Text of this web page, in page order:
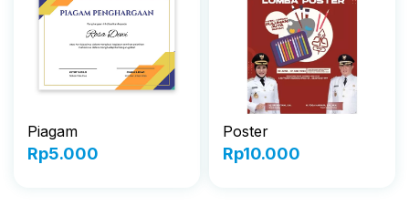
Piagam
Rp5.000
Poster
Rp10.000